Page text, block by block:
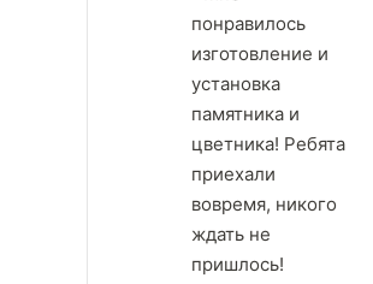
понравилось
изготовление и
установка
памятника и
цветника! Ребята
приехали
вовремя, никого
ждать не
пришлось!